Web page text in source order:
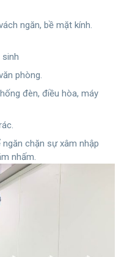
ngăn, bề mặt kính.
phòng.
đèn, điều hòa, máy
chặn sự xâm nhập
nhấm.